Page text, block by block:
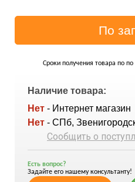
Сроки получения товара по по
Наличие товара:
Нет - Интернет магазин
Нет - СПб,
Сообщить о
Есть вопрос?
Задайте его нашему консультанту!